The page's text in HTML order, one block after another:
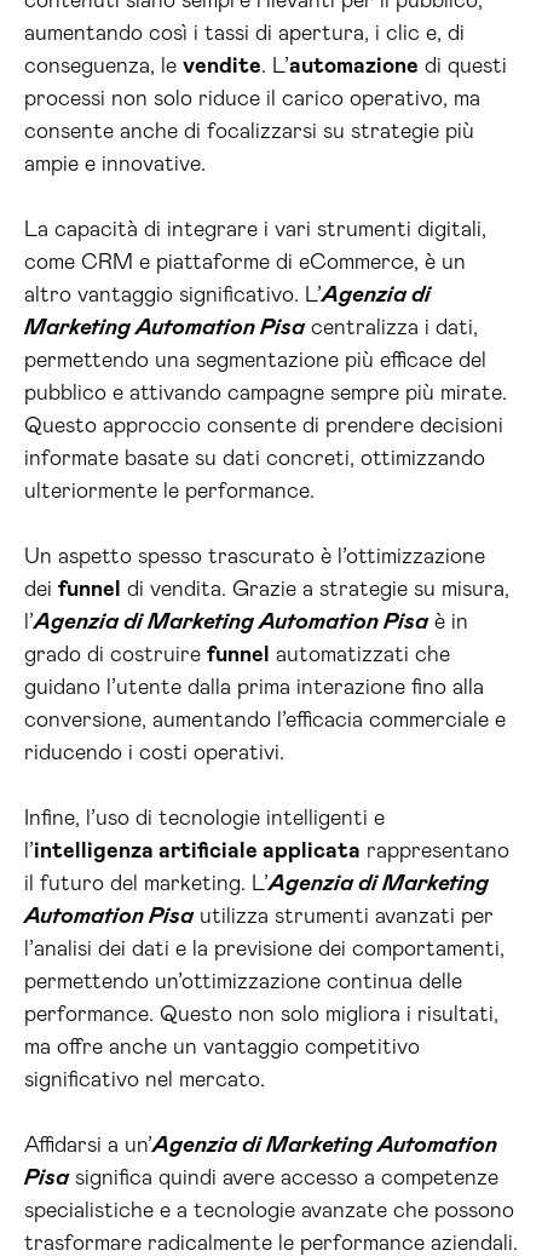
aumentando così i tassi di apertura, i clic e, di
conseguenza, le vendite. L’automazione di questi
processi non solo riduce il carico operativo, ma
consente anche di focalizzarsi su strategie più
ampie e innovative.
La capacità di integrare i vari strumenti digitali,
come CRM e piattaforme di eCommerce, è un
altro vantaggio significativo. L’Agenzia di
Marketing Automation Pisacentralizza i dati,
permettendo una segmentazione più efficace del
pubblico e attivando campagne sempre più mirate.
Questo approccio consente di prendere decisioni
informate basate su dati concreti, ottimizzando
ulteriormente le performance.
Un aspetto spesso trascurato è l’ottimizzazione
dei funnel
di vendita. Grazie a strategie su misura,
l’Agenzia di Marketing Automation Pisaè in
grado di costruire funnel
automatizzati che
guidano l’utente dalla prima interazione fino alla
conversione, aumentando l’efficacia commerciale e
riducendo i costi operativi.
Infine, l’uso di tecnologie intelligenti e
l’intelligenza artificiale applicata rappresentano
il futuro del marketing. L’Agenzia di Marketing
Automation Pisautilizza strumenti avanzati per
l’analisi dei dati e la previsione dei comportamenti,
permettendo un’ottimizzazione continua delle
performance. Questo non solo migliora i risultati,
ma offre anche un vantaggio competitivo
significativo nel mercato.
Affidarsi a un’Agenzia di Marketing Automation
Pisasignifica quindi avere accesso a competenze
specialistiche e a tecnologie avanzate che possono
trasformare radicalmente le performance aziendali.